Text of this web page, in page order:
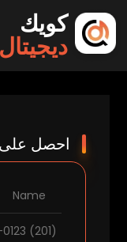
كويك
ديجيتال
احصل